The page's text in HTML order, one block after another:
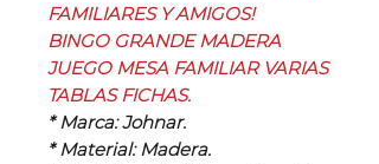
FAMILIARES Y AMIGOS!
BINGO GRANDE MADERA
JUEGO MESA FAMILIAR VARIAS
TABLAS FICHAS.
* Marca: Johnar.
* Material: Madera.